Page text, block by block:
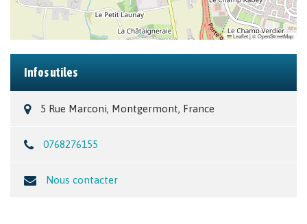
Leaflet|©OpenStreetMap
Infos utiles
5 Rue Marconi, Montgermont, France
0768276155
Nous contacter